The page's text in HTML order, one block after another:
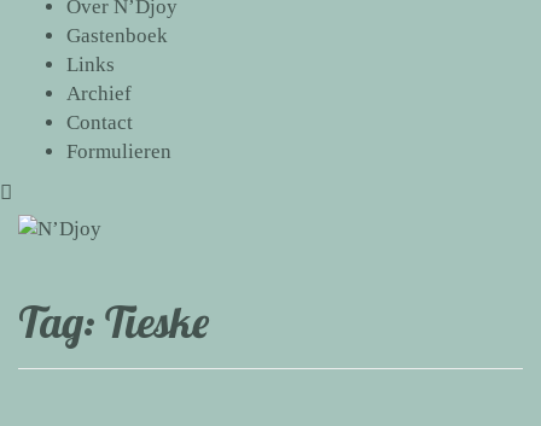
Over N’Djoy
Gastenboek
Links
Archief
Contact
Formulieren
Tag: Tieske